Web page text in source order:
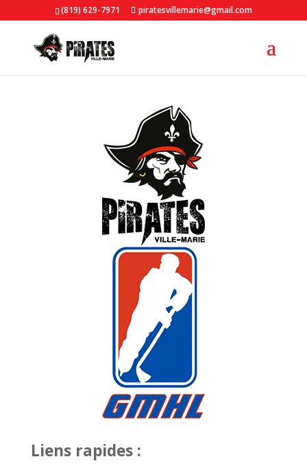
(819) 629-7971 piratesvillemarie@gmail.com
Liens rapides :